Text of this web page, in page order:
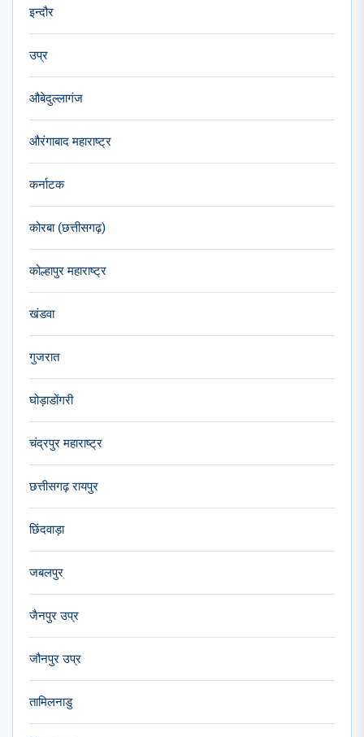
इन्दौर
उप्र
औबेदुल्लागंज
औरंगाबाद महाराष्ट्र
कर्नाटक
कोरबा (छत्तीसगढ़)
कोल्हापुर महाराष्ट्र
खंडवा
गुजरात
घोड़ाडोंगरी
चंद्रपुर महाराष्ट्र
छत्तीसगढ़ रायपुर
छिंदवाड़ा
जबलपुर
जैनपुर उप्र
जौनपुर उप्र
तामिलनाडु